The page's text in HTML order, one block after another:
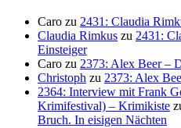
Caro zu 2431: Claudia
Claudia Rimkus zu 2431:
Einsteiger
Caro zu 2373: Alex Beer –
Christoph zu 2373: Alex
2364: Interview mit Frank
Krimifestival) – Krimikiste
Bruch. In eisigen Nächten